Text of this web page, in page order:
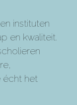
instituten
en kwaliteit.
écht het